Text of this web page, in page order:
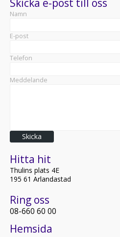
Skicka e-post till oss
Namn
E-post
Telefon
Meddelande
Skicka
Hitta hit
Thulins plats 4E
195 61 Arlandastad
Ring oss
08-660 60 00
Hemsida